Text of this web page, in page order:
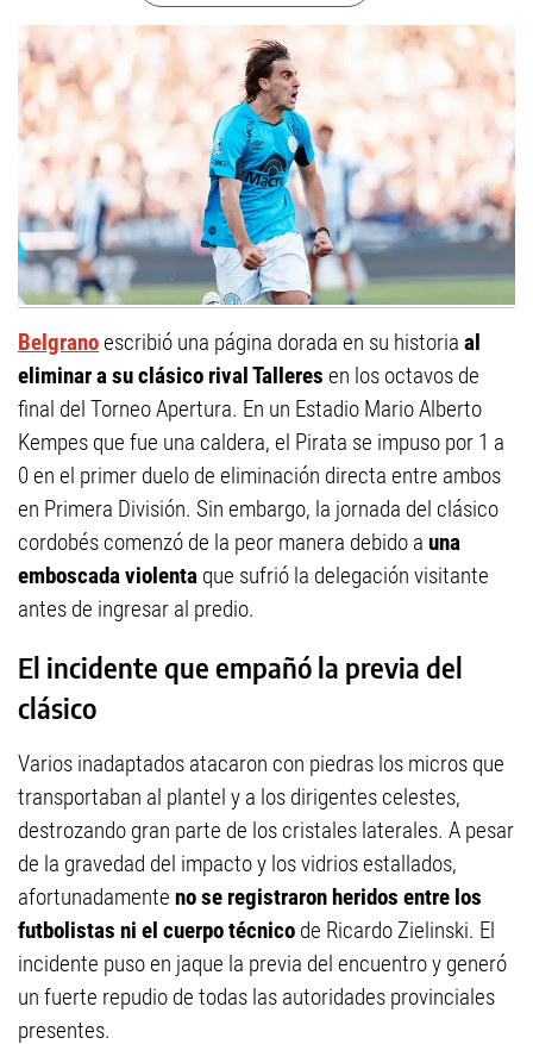
Belgranoescribió una página dorada en su historia al
eliminar a su clásico rival Talleres en los octavos de
final del Torneo Apertura. En un Estadio Mario Alberto
Kempes que fue una caldera, el Pirata se impuso por 1 a
0 en el primer duelo de eliminación directa entre ambos
en Primera División. Sin embargo, la jornada del clásico
cordobés comenzó de la peor manera debido a una
emboscada violenta que sufrió la delegación visitante
antes de ingresar al predio.
El incidente que empañó la previa del
clásico
Varios inadaptados atacaron con piedras los micros que
transportaban al plantel y a los dirigentes celestes,
destrozando gran parte de los cristales laterales. A pesar
de la gravedad del impacto y los vidrios estallados,
afortunadamente no se registraron heridos entre los
futbolistas ni el cuerpo técnico de Ricardo Zielinski. El
incidente puso en jaque la previa del encuentro y generó
un fuerte repudio de todas las autoridades provinciales
presentes.